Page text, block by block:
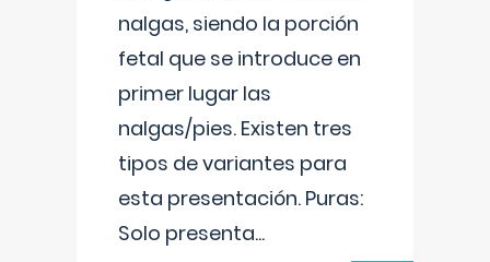
nalgas, siendo la porción
fetal que se introduce en
primer lugar las
nalgas/pies. Existen tres
tipos de variantes para
esta presentación. Puras:
Solo presenta...